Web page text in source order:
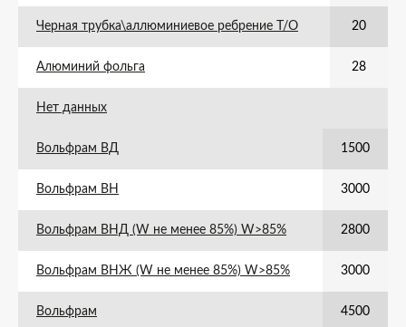
Черная трубка\аллюминиевое ребрение Т/О 20
Алюминий фольга 28
Нет данных
Вольфрам ВД 1500
Вольфрам ВН 3000
Вольфрам ВНД (W не менее 85%) W>85% 2800
Вольфрам ВНЖ (W не менее 85%) W>85% 3000
Вольфрам 4500